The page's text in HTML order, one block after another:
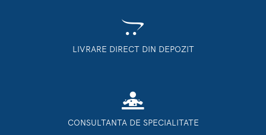
LIVRARE DIRECT DIN DEPOZIT
CONSULTANTA DE SPECIALITATE